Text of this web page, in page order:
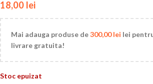
18,00 lei
Mai adauga produse de300,00lei lei
livrare gratuita!
Stoc epuizat